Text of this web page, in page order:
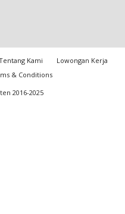
Kami
Lowongan Kerja
& Conditions
2016-2025